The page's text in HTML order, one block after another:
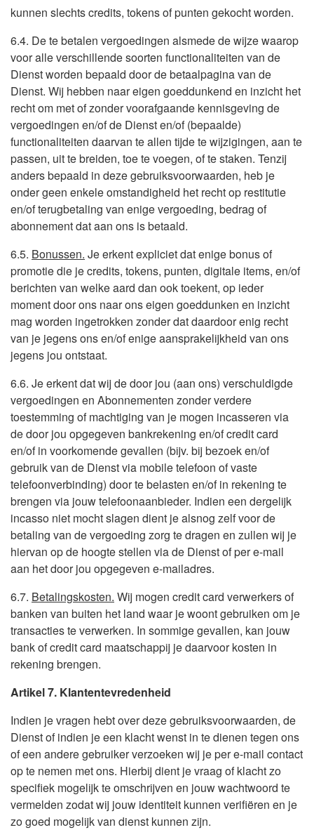
kunnen slechts credits, tokens of punten gekocht worden.
6.4. De te betalen vergoedingen alsmede de wijze waarop
voor alle verschillende soorten functionaliteiten van de
Dienst worden bepaald door de betaalpagina van de
Dienst. Wij hebben naar eigen goeddunkend en inzicht het
recht om met of zonder voorafgaande kennisgeving de
vergoedingen en/of de Dienst en/of (bepaalde)
functionaliteiten daarvan te allen tijde te wijzigingen, aan te
passen, uit te breiden, toe te voegen, of te staken. Tenzij
anders bepaald in deze gebruiksvoorwaarden, heb je
onder geen enkele omstandigheid het recht op restitutie
en/of terugbetaling van enige vergoeding, bedrag of
abonnement dat aan ons is betaald.
6.5. Bonussen. Je erkent expliciet dat enige bonus of
promotie die je credits, tokens, punten, digitale items, en/of
berichten van welke aard dan ook toekent, op ieder
moment door ons naar ons eigen goeddunken en inzicht
mag worden ingetrokken zonder dat daardoor enig recht
van je jegens ons en/of enige aansprakelijkheid van ons
jegens jou ontstaat.
6.6. Je erkent dat wij de door jou (aan ons) verschuldigde
vergoedingen en Abonnementen zonder verdere
toestemming of machtiging van je mogen incasseren via
de door jou opgegeven bankrekening en/of credit card
en/of in voorkomende gevallen (bijv. bij bezoek en/of
gebruik van de Dienst via mobile telefoon of vaste
telefoonverbinding) door te belasten en/of in rekening te
brengen via jouw telefoonaanbieder. Indien een dergelijk
incasso niet mocht slagen dient je alsnog zelf voor de
betaling van de vergoeding zorg te dragen en zullen wij je
hiervan op de hoogte stellen via de Dienst of per e-mail
aan het door jou opgegeven e-mailadres.
6.7. Betalingskosten. Wij mogen credit card verwerkers of
banken van buiten het land waar je woont gebruiken om je
transacties te verwerken. In sommige gevallen, kan jouw
bank of credit card maatschappij je daarvoor kosten in
rekening brengen.
Artikel 7. Klantentevredenheid
Indien je vragen hebt over deze gebruiksvoorwaarden, de
Dienst of indien je een klacht wenst in te dienen tegen ons
of een andere gebruiker verzoeken wij je per e-mail contact
op te nemen met ons. Hierbij dient je vraag of klacht zo
specifiek mogelijk te omschrijven en jouw wachtwoord te
vermelden zodat wij jouw identiteit kunnen verifiëren en je
zo goed mogelijk van dienst kunnen zijn.